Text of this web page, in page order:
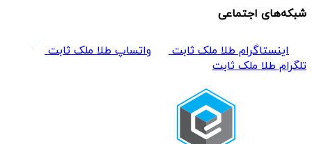
شبکه‌های اجتماعی
اینستاگرام طلا ملک ثابت
واتساپ طلا ملک ثابت
تلگرام طلا ملک ثابت